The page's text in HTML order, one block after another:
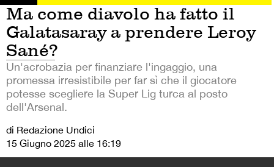
Ma come diavolo ha fatto il
Galatasaray a prendere Leroy
Sané?
Un'acrobazia per finanziare l'ingaggio, una
promessa irresistibile per far sì che il giocatore
potesse scegliere la Super Lig turca al posto
dell'Arsenal.
di Redazione Undici
15 Giugno 2025 alle 16:19